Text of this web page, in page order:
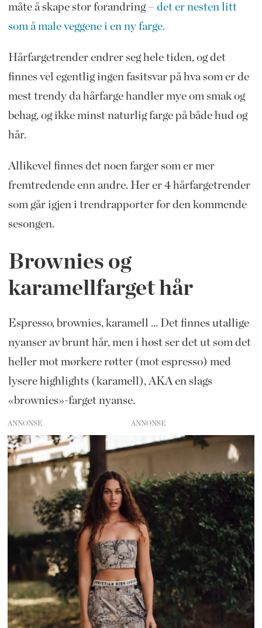
måte å skape stor forandring – det er nesten litt
som å male veggene i en ny farge.
Hårfargetrender endrer seg hele tiden, og det
finnes vel egentlig ingen fasitsvar på hva som er de
mest trendy da hårfarge handler mye om smak og
behag, og ikke minst naturlig farge på både hud og
hår.
Allikevel finnes det noen farger som er mer
fremtredende enn andre. Her er 4 hårfargetrender
som går igjen i trendrapporter for den kommende
sesongen.
Brownies og
karamellfarget hår
Espresso, brownies, karamell ... Det finnes utallige
nyanser av brunt hår, men i høst ser det ut som det
heller mot mørkere røtter (mot espresso) med
lysere highlights (karamell), AKA en slags
«brownies»-farget nyanse.
ANNONSE